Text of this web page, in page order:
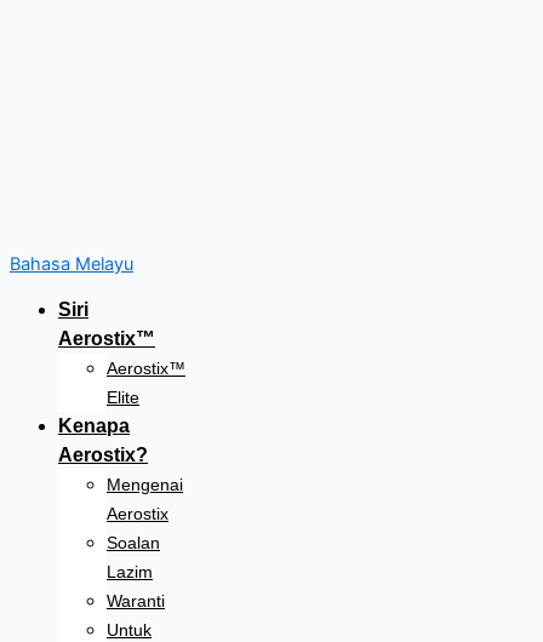
Bahasa Melayu
Siri
Aerostix™
Aerostix™
Elite
Kenapa
Aerostix?
Mengenai
Aerostix
Soalan
Lazim
Waranti
Untuk